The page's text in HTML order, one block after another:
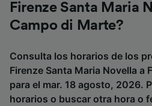
Firenze Santa Maria
Campo di Marte?
Consulta los horarios de los
Firenze Santa Maria Novella a
para el mar. 18 agosto, 2026.
horarios o buscar otra hora o